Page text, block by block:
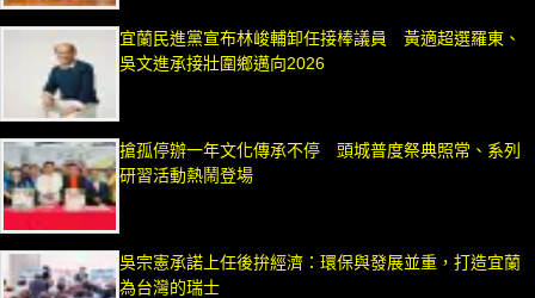
宜蘭民進黨宣布林峻輔卸任接棒議員 黃適超選羅東、
吳文進承接壯圍鄉邁向2026
搶孤停辦一年文化傳承不停 頭城普度祭典照常、系列
研習活動熱鬧登場
吳宗憲承諾上任後拚經濟：環保與發展並重，打造宜蘭
為台灣的瑞士